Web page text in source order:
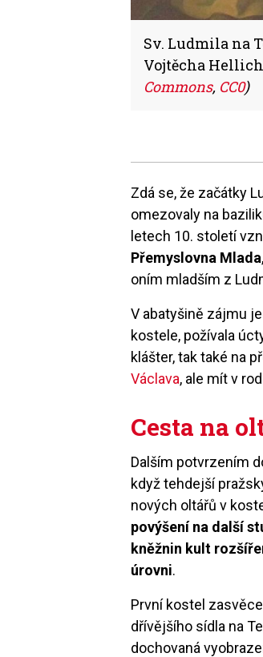
Sv. Ludmila na
Vojtěcha
Commons, CC0)
Zdá se, že začátky
omezovaly na
letech 10. století
Přemyslovna Mlada
oním mladším z
V abatyšině zájmu
kostele, požívala
klášter, tak také na
Václava, ale mít v
Cesta na
Dalším potvrzením
když tehdejší
nových oltářů v
povýšení na další
kněžnin kult
úrovni.
První kostel
dřívějšího sídla na
dochovaná